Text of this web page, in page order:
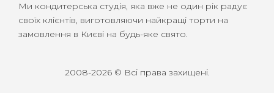
Ми кондитерська студія, яка вже не один рік радує
своїх клієнтів, виготовляючи найкращі торти на
замовлення в Києві на будь-яке свято.
2008-2026 © Всі права захищені.